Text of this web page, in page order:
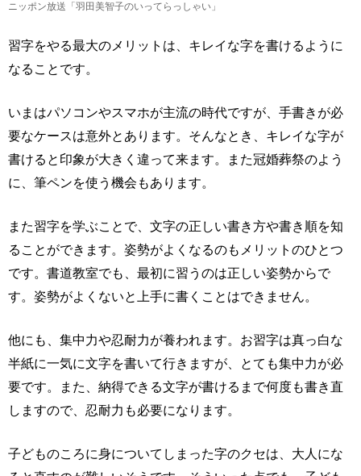
ニッポン放送「羽田美智子のいってらっしゃい」
習字をやる最大のメリットは、キレイな字を書けるように
なることです。
いまはパソコンやスマホが主流の時代ですが、手書きが必
要なケースは意外とあります。そんなとき、キレイな字が
書けると印象が大きく違って来ます。また冠婚葬祭のよう
に、筆ペンを使う機会もあります。
また習字を学ぶことで、文字の正しい書き方や書き順を知
ることができます。姿勢がよくなるのもメリットのひとつ
です。書道教室でも、最初に習うのは正しい姿勢からで
す。姿勢がよくないと上手に書くことはできません。
他にも、集中力や忍耐力が養われます。お習字は真っ白な
半紙に一気に文字を書いて行きますが、とても集中力が必
要です。また、納得できる文字が書けるまで何度も書き直
しますので、忍耐力も必要になります。
子どものころに身についてしまった字のクセは、大人にな